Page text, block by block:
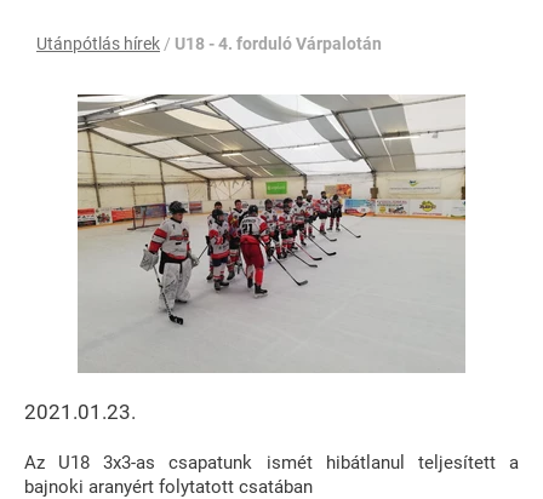
Utánpótlás hírek / U18 - 4. forduló Várpalotán
2021.01.23.
Az U18 3x3-as csapatunk ismét hibátlanul teljesített a
bajnoki aranyért folytatott csatában